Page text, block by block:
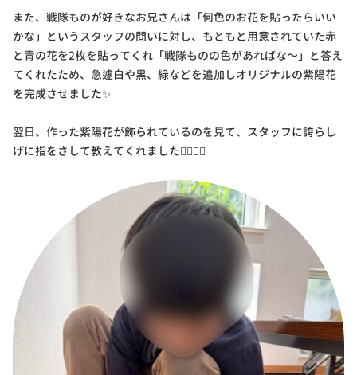
また、戦隊ものが好きなお兄さんは「何色のお花を貼ったらいい
かな」というスタッフの問いに対し、もともと用意されていた赤
と青の花を2枚を貼ってくれ「戦隊ものの色があればな～」と答え
てくれたため、急遽白や黒、緑などを追加しオリジナルの紫陽花
を完成させました✨
翌日、作った紫陽花が飾られているのを見て、スタッフに誇らし
げに指をさして教えてくれました👍🏻👍🏻